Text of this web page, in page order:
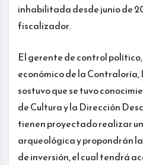
inhabilitada desde junio de
fiscalizador.
El gerente de control
económico de la
sostuvo que se tuvo
de Cultura y la Dirección
tienen proyectado realizar
arqueológica y propondrán
de inversión, el cual tendrá